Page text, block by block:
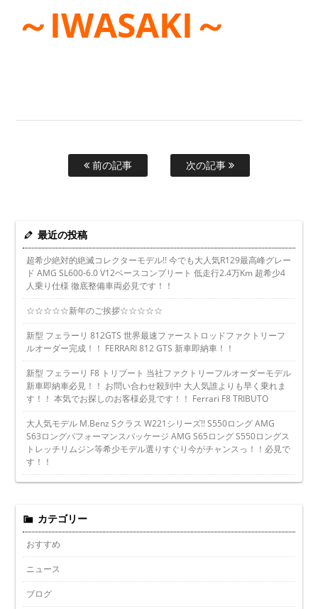
～IWASAKI～
前の記事 次の記事
最近の投稿
超希少絶対的絶滅コレクターモデル!! 今でも大人気R129最高峰グレー
ド AMG SL600-6.0 V12ベースコンプリート 低走行2.4万Km 超希少4
人乗り仕様 徹底整備車両必見です！！
☆☆☆☆☆新年のご挨拶☆☆☆☆☆
新型 フェラーリ 812GTS 世界最速ファーストロッドファクトリーフ
ルオーダー完成！！ FERRARI 812 GTS 新車即納車！！
新型 フェラーリ F8 トリブート 当社ファクトリーフルオーダーモデル
新車即納車必見！！ お問い合わせ殺到中 大人気誰よりも早く乗れま
す！！ 本気でお探しのお客様必見です！！ Ferrari F8 TRIBUTO
大人気モデル M.Benz Sクラス W221シリーズ!! S550ロング AMG
S63ロングパフォーマンスパッケージ AMG S65ロング S550ロングス
トレッチリムジン等希少モデル選りすぐり今がチャンスっ！！必見で
す！！
カテゴリー
おすすめ
ニュース
ブログ